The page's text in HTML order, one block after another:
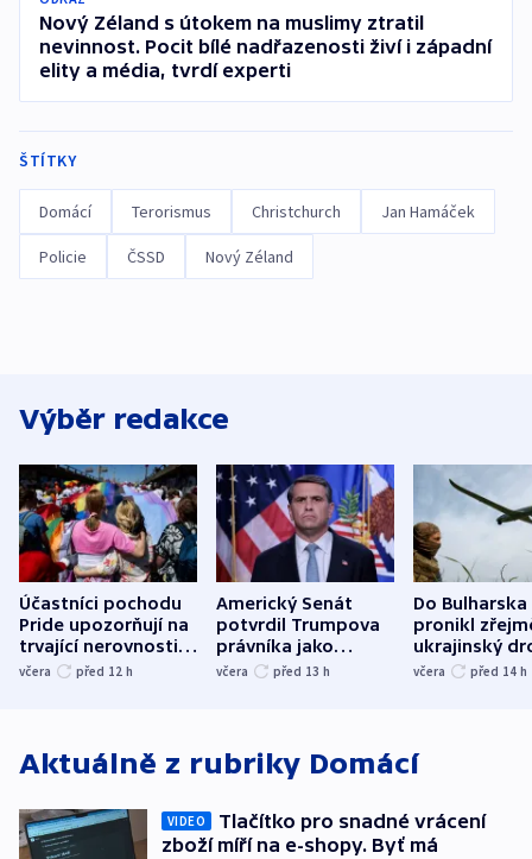
Nový Zéland s útokem na muslimy ztratil
nevinnost. Pocit bílé nadřazenosti živí i západní
elity a média, tvrdí experti
ŠTÍTKY
Domácí Terorismus Christchurch Jan Hamáček
Policie ČSSD Nový Zéland
Výběr redakce
Účastníci pochodu
Pride upozorňují na
trvající nerovnosti i
společenskou
včera před 12 h
Americký Senát
potvrdil Trumpova
právníka jako
ministra
včera před 13 h
Do Bulharska
pronikl
ukrajinský
explodoval
včera před 14 h
Aktuálně z rubriky Domácí
VIDEO
Tlačítko pro snadné vrácení
zboží míří na e-shopy. Byť má